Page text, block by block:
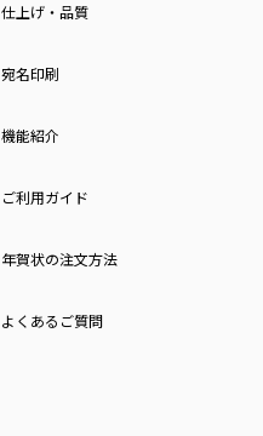
仕上げ・品質
宛名印刷
機能紹介
ご利用ガイド
年賀状の注文方法
よくあるご質問